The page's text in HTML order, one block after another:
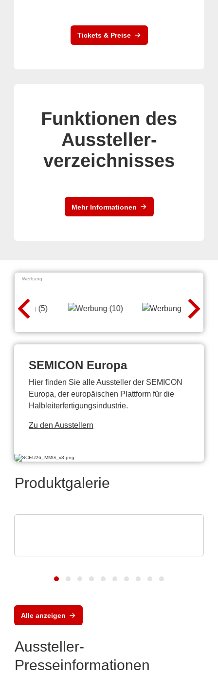
Tickets & Preise
Funktionen des
Aussteller-
verzeichnisses
Mehr Informationen
Werbung
SEMICON Europa
Hier finden Sie alle Aussteller der SEMICON
Europa, der europäischen Plattform für die
Halbleiterfertigungsindustrie.
Zu den Ausstellern
Produktgalerie
Alle anzeigen
Aussteller-
Presseinformationen